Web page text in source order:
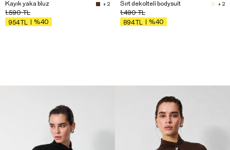
Kayık yaka bluz + 2
1.590TL
954TL %40
Sırt dekolteli bodysuit + 2
1.490TL
894TL %40